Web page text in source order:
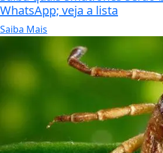
WhatsApp; veja a lista
Saiba Mais